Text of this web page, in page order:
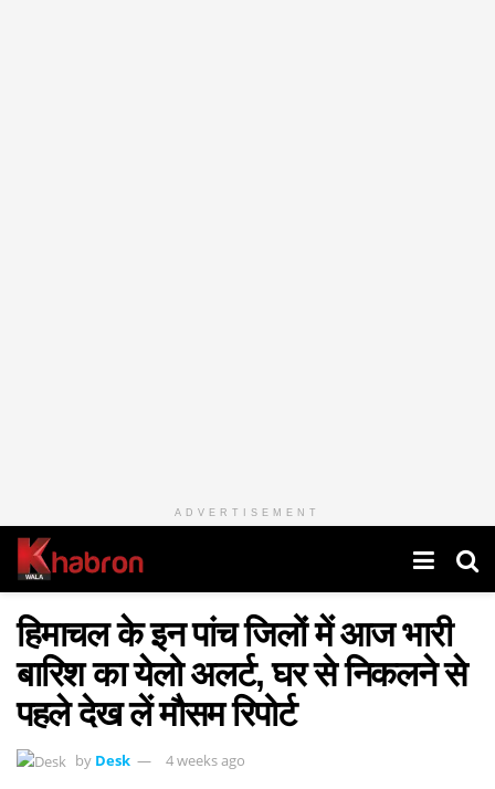
ADVERTISEMENT
हिमाचल के इन पांच जिलों में आज भारी
बारिश का येलो अलर्ट, घर से निकलने से
पहले देख लें मौसम रिपोर्ट
by Desk 4 weeks ago